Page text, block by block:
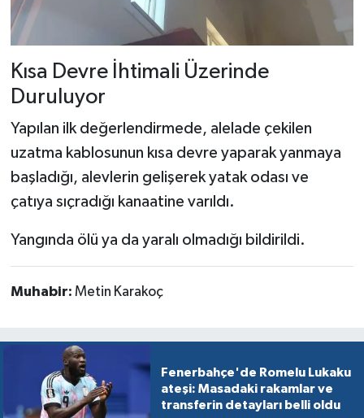
Kısa Devre İhtimali Üzerinde
Duruluyor
Yapılan ilk değerlendirmede, alelade çekilen
uzatma kablosunun kısa devre yaparak yanmaya
başladığı, alevlerin gelişerek yatak odası ve
çatıya sıçradığı kanaatine varıldı.
Yangında ölü ya da yaralı olmadığı bildirildi.
Muhabir: Metin Karakoç
Fenerbahçe'de Romelu Lukaku
ateşi: Masadaki rakamlar ve
transferin detayları belli oldu